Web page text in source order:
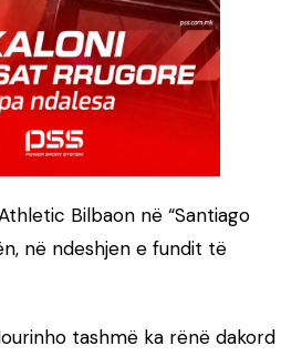
Bilbaon në “Santiago
në ndeshjen e fundit të
tashmë ka rënë dakord